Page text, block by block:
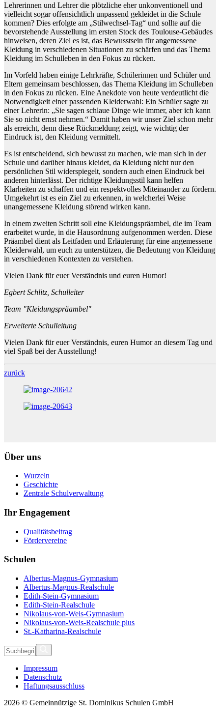
Lehrerinnen und Lehrer die plötzliche eher unkonventionell und
vielleicht sogar offensichtlich unpassend gekleidet in die Schule
kommen? Dies erfolgte am „Stilwechsel-Tag“ und sollte auf die
bevorstehende Ausstellung im ersten Stock des Toulouse-Gebäudes
hinweisen, deren Ziel es ist, das Bewusstsein für angemessene
Kleidung in verschiedenen Situationen zu schärfen und das Thema
Kleidung im Schulleben in den Fokus zu rücken.
Im Vorfeld haben einige Lehrkräfte, Schülerinnen und Schüler und
Eltern gemeinsam beschlossen, das Thema Kleidung im Schulleben
in den Fokus zu rücken. Eine Anekdote von heute verdeutlicht die
Notwendigkeit einer passenden Kleiderwahl: Ein Schüler sagte zu
einer Lehrerin: „Sie sagen schlaue Dinge wie immer, aber ich kann
Sie so nicht ernst nehmen.“ Damit haben wir unser Ziel schon mehr
als erreicht, denn diese Rückmeldung zeigt, wie wichtig der
Eindruck ist, den Kleidung vermittelt.
Es ist entscheidend, sich bewusst zu machen, wie man sich in der
Schule und darüber hinaus kleidet, da Kleidung nicht nur den
persönlichen Stil widerspiegelt, sondern auch einen Eindruck bei
anderen hinterlässt. Der richtige Kleidungsstil kann helfen
Klarheiten zu schaffen und ein respektvolles Miteinander zu fördern.
Umgekehrt ist es ein Ziel zu erkennen, in welcherlei Weise
unangemessene Kleidung störend wirken kann.
In einem zweiten Schritt soll eine Kleidungspräambel, die im Team
erarbeitet wurde, in die Hausordnung aufgenommen werden. Diese
Präambel dient als Leitfaden und Erläuterung für eine angemessene
Kleiderwahl, um euch zu unterstützen, die Bedeutung von Kleidung
in verschiedenen Kontexten zu verstehen.
Vielen Dank für euer Verständnis und euren Humor!
Egbert Schlitz, Schulleiter
Team "Kleidungspräambel"
Erweiterte Schulleitung
Vielen Dank für euer Verständnis, euren Humor an diesem Tag und
viel Spaß bei der Ausstellung!
zurück
Über uns
Wurzeln
Geschichte
Zentrale Schulverwaltung
Ihr Engagement
Qualitätsbeitrag
Fördervereine
Schulen
Albertus-Magnus-Gymnasium
Albertus-Magnus-Realschule
Edith-Stein-Gymnasium
Edith-Stein-Realschule
Nikolaus-von-Weis-Gymnasium
Nikolaus-von-Weis-Realschule plus
St.-Katharina-Realschule
Impressum
Datenschutz
Haftungsausschluss
2026 © Gemeinnützige St. Dominikus Schulen GmbH